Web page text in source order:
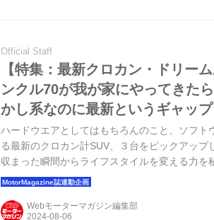
Official Staff
【特集：最新クロカン・ドリー
ンクル70が我が家にやってきた
かし系なのに最新というギャッ
ハードウエアとしてはもちろんのこと、ソフト
る最新のクロカン計SUV、３台をピックアッ
収まった瞬間からライフスタイルを変える力を
ーム」でひとくくりにできそうにないトヨタ ラ
Webモーターマガジン編集部